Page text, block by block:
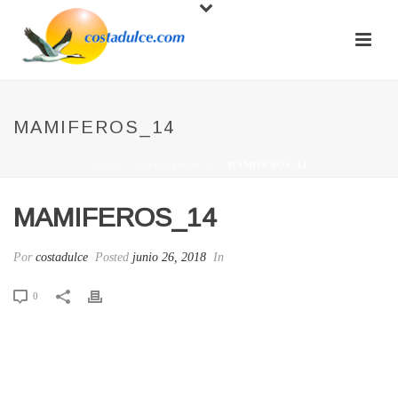
MAMIFEROS_14
MAMIFEROS_14
Por costadulce Posted junio 26, 2018 In
0